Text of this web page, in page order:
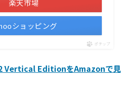
楽天市場
ショッピング
ポチップ
Vertical EditionをAmazonで見